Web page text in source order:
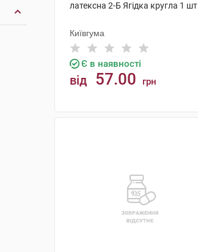
латексна 2-Б Ягідка кругла 1 шт
Київгума
Є в наявності
від 57.00 грн